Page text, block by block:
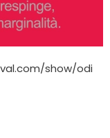
show/odi